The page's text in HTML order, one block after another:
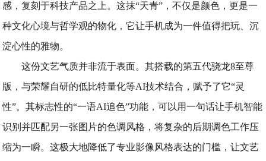
感，复刻于科技产品之上。这抹“天青”，不仅是颜色，更是一
种文化心境与哲学观的物化，它让手机成为一件值得把玩、沉
淀心性的雅物。
这份文艺气质并非流于表面。其搭载的第五代骁龙8至尊
版，与荣耀自研的低比特量化等AI技术结合，赋予了它“灵
性”。其标志性的“一语AI追色”功能，可以用一句话让手机智能
识别并匹配另一张图片的色调风格，将复杂的后期调色工作压
缩为一瞬。这极大地降低了专业影像风格表达的门槛，让文艺